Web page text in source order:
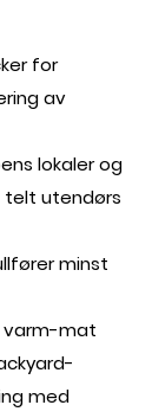
for
av
lokaler og
telt utendørs
minst
varm-mat
med